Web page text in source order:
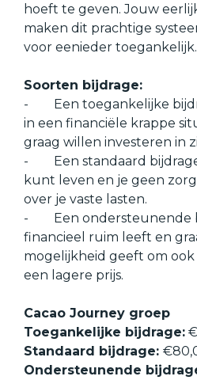
hoeft te geven. Jouw
maken dit prachtige
voor eenieder toegankelijk.
Soorten bijdrage:
-
Een toegankelijke
in een financiële krappe
graag willen investeren in
-
Een standaard
kunt leven en je geen
over je vaste lasten.
-
Een ondersteunende
financieel ruim leeft en
mogelijkheid geeft om
een lagere prijs.
Cacao Journey groep
Toegankelijke bijdrage:
Standaard bijdrage:
Ondersteunende